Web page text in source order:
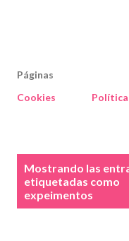
Páginas
Cookies
Mostrando las
etiquetadas como
expeimentos